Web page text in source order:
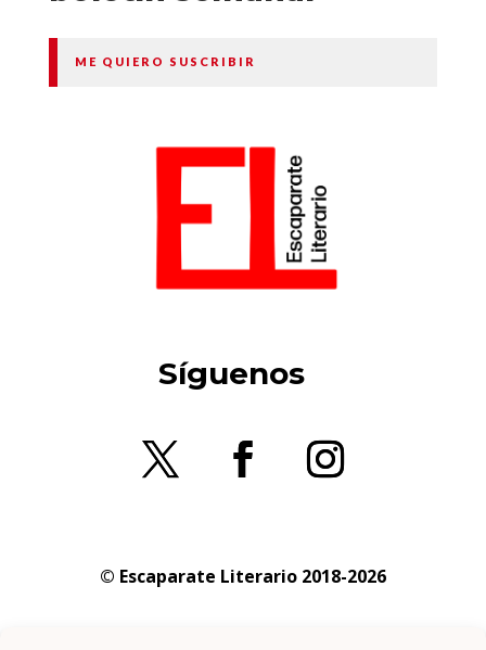
ME QUIERO SUSCRIBIR
Síguenos
© Escaparate Literario 2018-2026